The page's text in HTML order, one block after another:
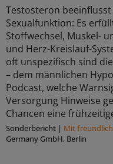
Testosteron
Sexualfunktion: Es
Stoffwechsel, Muskel-
und Herz-Kreislauf-
oft unspezifisch sind
– dem männlichen
Podcast, welche
Versorgung Hinweise
Chancen eine
Sonderbericht | Mit
Germany GmbH, Berlin